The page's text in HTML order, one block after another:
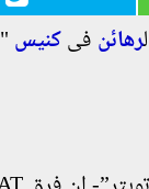
لرهائن فىكنيس "